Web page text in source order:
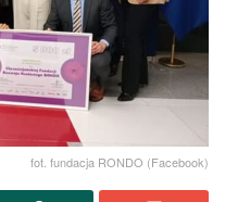
fot. fundacja RONDO (Facebook)